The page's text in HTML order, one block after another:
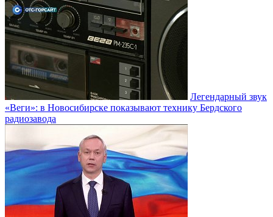
Легендарный звук
«Веги»: в Новосибирске показывают технику Бердского
радиозавода